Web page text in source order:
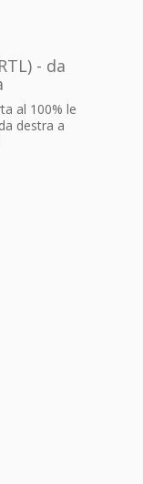
- da
al 100% le
destra a